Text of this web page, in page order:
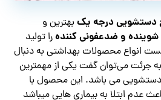
دستشویی درجه یکبهترین و
و ضدعفونی کنندهرا تولید
انواع محصولات بهداشتی به دنبال
به جرئت می‌توان گفت یکی از مهمترین
می باشد. این محصول با
عدم ابتلا به بیماری هایی میباشد